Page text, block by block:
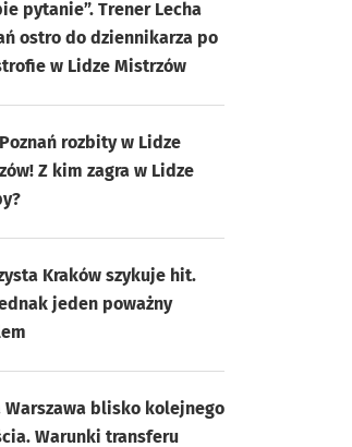
pytanie”. Trener Lecha
ostro do dziennikarza po
w Lidze Mistrzów
rozbity w Lidze
Z kim zagra w Lidze
Kraków szykuje hit.
jeden poważny
Warszawa blisko kolejnego
Warunki transferu